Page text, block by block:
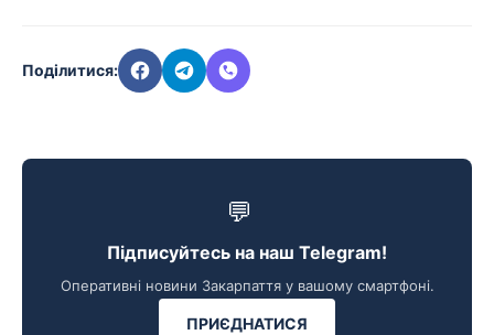
Поділитися:
💬
Підписуйтесь на наш Telegram!
Оперативні новини Закарпаття у вашому смартфоні.
ПРИЄДНАТИСЯ